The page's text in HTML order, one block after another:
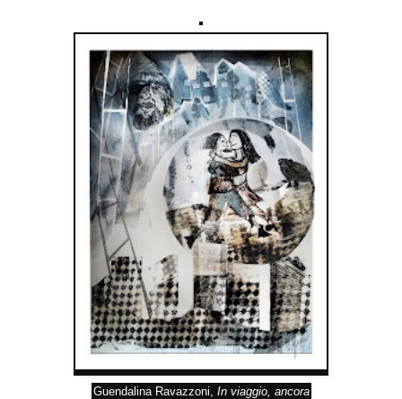
Guendalina Ravazzoni, In viaggio, ancora